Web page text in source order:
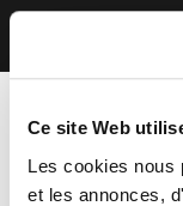
Ce site Web
Les cookies nous
et les annonces,